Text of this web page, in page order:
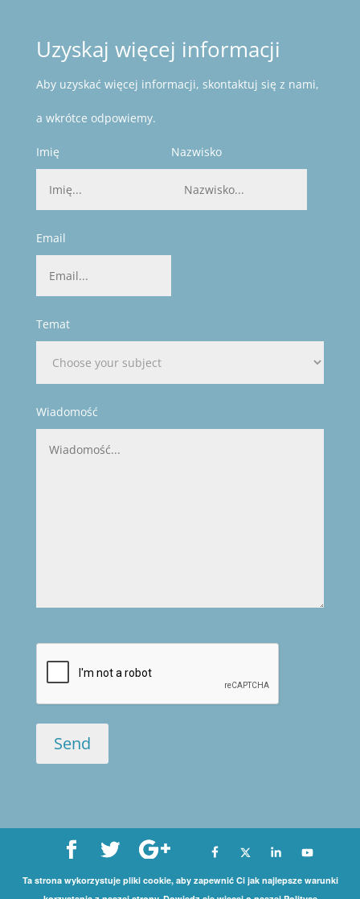
Uzyskaj więcej informacji
Aby uzyskać więcej informacji, skontaktuj się z nami,
a wkrótce odpowiemy.
Imię Nazwisko
Email
Temat
Wiadomość
Ta strona wykorzystuje pliki cookie, aby zapewnić Ci jak najlepsze warunki